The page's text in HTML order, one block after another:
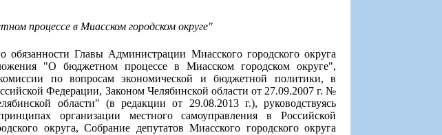
процессе в Миасском городском округе"
обязанности Главы Администрации Миасского городского округа
"О бюджетном процессе в Миасском городском округе",
по вопросам экономической и бюджетной политики, в
Федерации, Законом Челябинской области от 27.09.2007 г. №
области" (в редакции от 29.08.2013 г.), руководствуясь
организации местного самоуправления в Российской
округа, Собрание депутатов Миасского городского округа